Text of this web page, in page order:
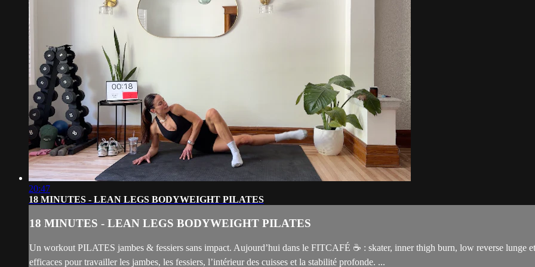
20:47
18 MINUTES - LEAN LEGS BODYWEIGHT PILATES
18 MINUTES - LEAN LEGS BODYWEIGHT PILATES
Un workout PILATES jambes & fessiers sans impact. Aujourd’hui dans le FITCAFÉ ☕️ : skater, inner thigh burn, low reverse lunge
efficaces pour travailler les jambes, les fessiers, l’intérieur des cuisses et la stabilité profonde. ...